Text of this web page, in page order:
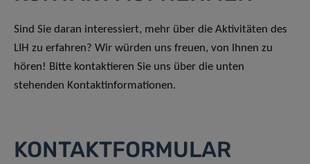
Sind Sie daran interessiert, mehr über die Aktivitäten des
LIH zu erfahren? Wir würden uns freuen, von Ihnen zu
hören! Bitte kontaktieren Sie uns über die unten
stehenden Kontaktinformationen.
KONTAKTFORMULAR